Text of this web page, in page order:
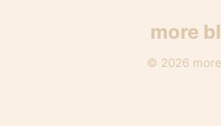
more
© 2026